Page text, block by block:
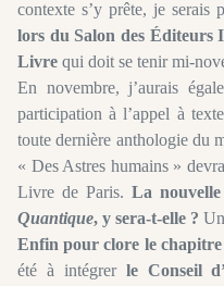
contexte s’y prête, je serais
lors du Salon des Éditeurs
Livre qui doit se tenir mi-
En novembre, j’aurais
participation à l’appel à
toute dernière anthologie du
« Des Astres humains »
Livre de Paris. La
Quantique, y sera-t-elle ?
Enfin pour clore le chapitre
été à intégrer le Conseil